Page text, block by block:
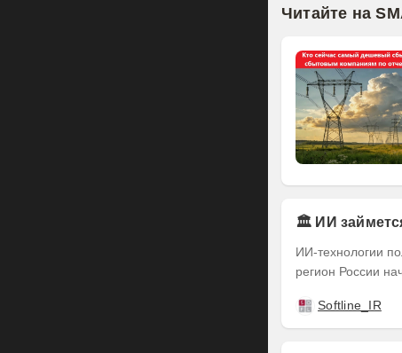
Читайте на
🏛️ ИИ
ИИ-технологии
регион России
Softline_IR